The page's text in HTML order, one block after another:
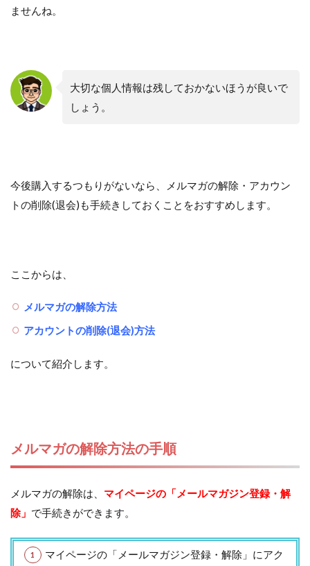
ませんね。
大切な個人情報は残しておかないほうが良いで
しょう。
今後購入するつもりがないなら、メルマガの解除・アカウン
トの削除(退会)も手続きしておくことをおすすめします。
ここからは、
メルマガの解除方法
アカウントの削除(退会)方法
について紹介します。
メルマガの解除方法の手順
メルマガの解除は、 マイページの「メールマガジン登録・解
除」 で手続きができます。
マイページの「メールマガジン登録・解除」にアク